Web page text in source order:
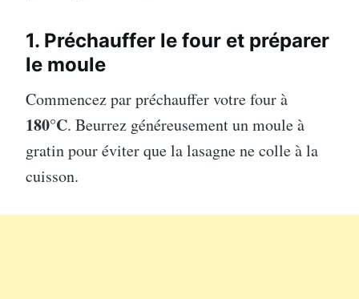
1. Préchauffer le four et préparer
le moule
Commencez par préchauffer votre four à
180°C. Beurrez généreusement un moule à
gratin pour éviter que la lasagne ne colle à la
cuisson.